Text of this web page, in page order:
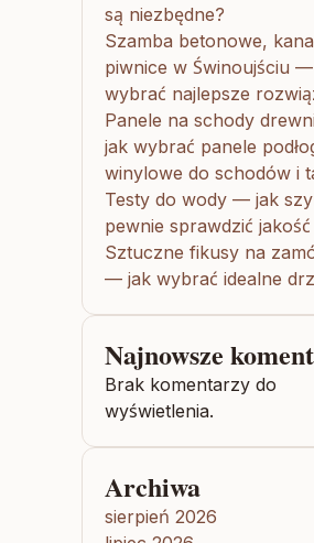
są niezbędne?
Szamba betonowe,
piwnice w Świnoujściu
wybrać najlepsze
Panele na schody
jak wybrać panele
winylowe do schodów i
Testy do wody — jak
pewnie sprawdzić
Sztuczne fikusy na
— jak wybrać idealne
Najnowsze
Brak komentarzy do
wyświetlenia.
Archiwa
sierpień 2026